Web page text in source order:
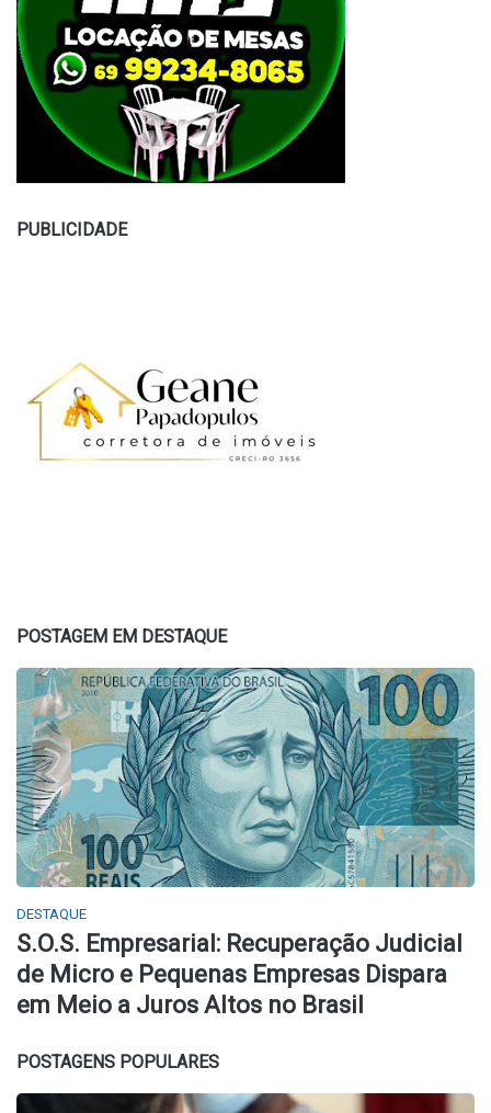
PUBLICIDADE
POSTAGEM EM DESTAQUE
DESTAQUE
S.O.S. Empresarial: Recuperação Judicial
de Micro e Pequenas Empresas Dispara
em Meio a Juros Altos no Brasil
POSTAGENS POPULARES